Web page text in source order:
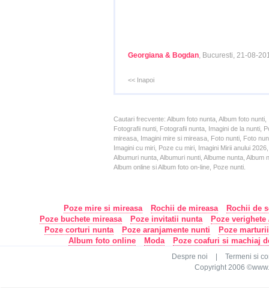
Georgiana & Bogdan, Bucuresti, 21-08-
<< Inapoi
Cautari frecvente: Album foto nunta, Album foto
Fotografii nunti, Fotografii nunta, Imagini de la nunti,
mireasa, Imagini mire si mireasa, Foto nunti, Foto
Imagini cu miri, Poze cu miri, Imagini Mirii anului
Albumuri nunta, Albumuri nunti, Albume nunta,
Album online si Album foto on-line, Poze nunti.
Poze mire si mireasa Rochii de mireasa
Rochii de
Poze buchete mireasa
Poze invitatii nunta
Poze
Poze corturi nunta
Poze aranjamente nunti
Poze
Album foto online
Moda Poze coafuri si machiaj
Despre noi
Termeni si
Copyright 2006